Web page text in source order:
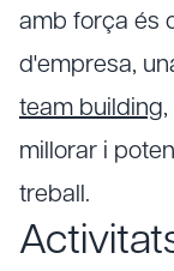
amb força és
d'empresa,
team building
millorar i
treball.